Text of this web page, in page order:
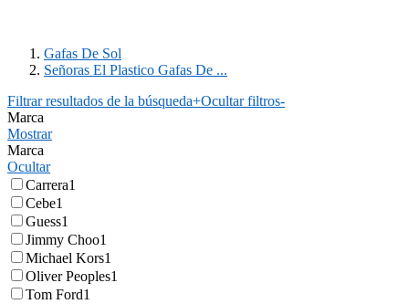
Gafas De Sol
Señoras El Plastico Gafas De ...
Filtrar resultados de la búsqueda+Ocultar filtros-
Marca
Mostrar
Marca
Ocultar
Carrera1
Cebe1
Guess1
Jimmy Choo1
Michael Kors1
Oliver Peoples1
Tom Ford1